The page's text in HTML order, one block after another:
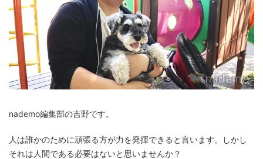
nademo編集部の吉野です。
人は誰かのために頑張る方が力を発揮できると言います。しかし
それは人間である必要はないと思いませんか？